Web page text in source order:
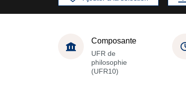
Composante
UFR de
philosophie
(UFR10)